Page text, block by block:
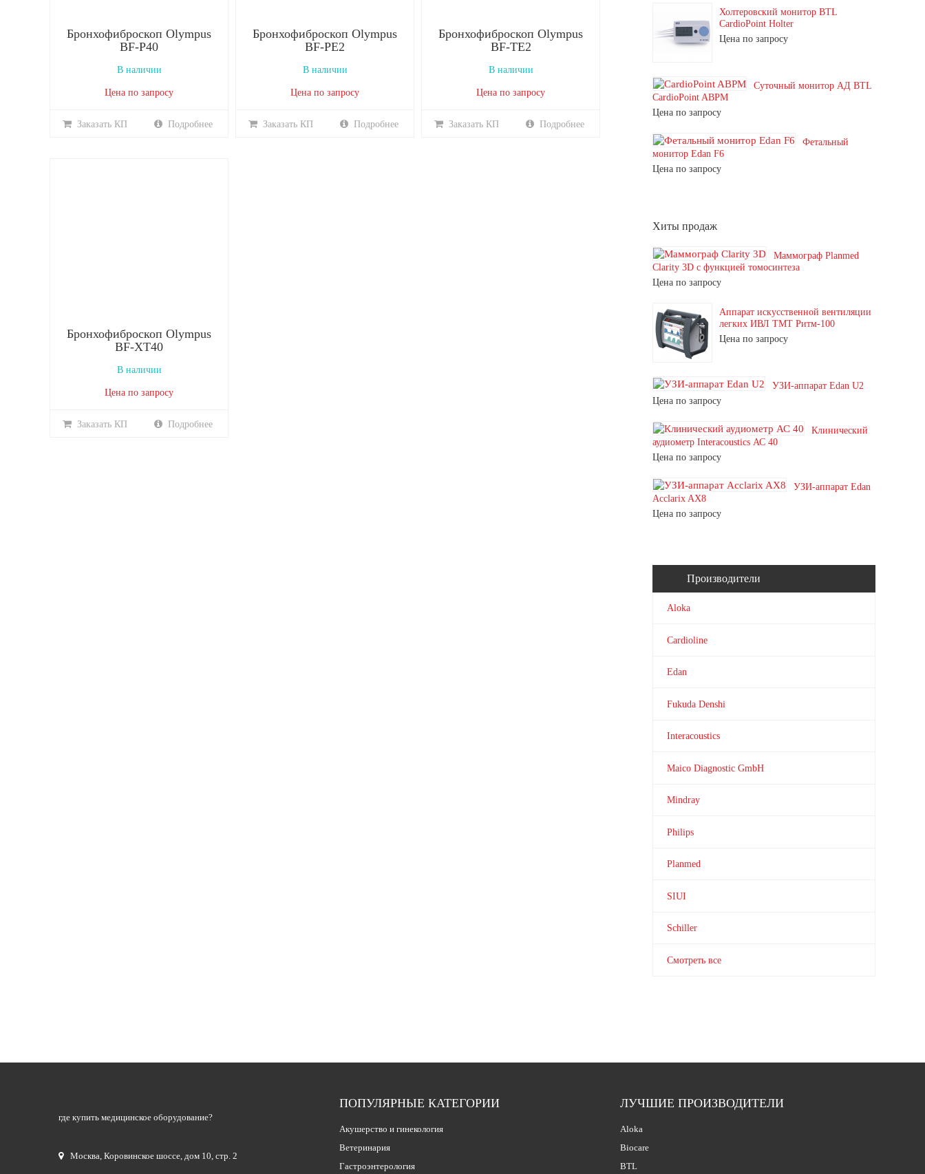
Бронхофиброскоп Olympus
BF-P40
В наличии
Цена по запросу
Заказать КП Подробнее
Бронхофиброскоп Olympus
BF-PE2
В наличии
Цена по запросу
Заказать КП Подробнее
Бронхофиброскоп Olympus
BF-TE2
В наличии
Цена по запросу
Заказать КП Подробнее
Бронхофиброскоп Olympus
BF-XT40
В наличии
Цена по запросу
Заказать КП Подробнее
Холтеровский монитор BTL
CardioPoint Holter
Цена по запросу
Суточный монитор АД BTL
CardioPoint ABPM
Цена по запросу
Фетальный
монитор Edan F6
Цена по запросу
Хиты продаж
Маммограф Planmed
Clarity 3D с функцией томосинтеза
Цена по запросу
Аппарат искусственной вентиляции
легких ИВЛ ТМТ Ритм-100
Цена по запросу
УЗИ-аппарат Edan U2
Цена по запросу
Клинический
аудиометр Interacoustics АС 40
Цена по запросу
УЗИ-аппарат Edan
Acclarix AX8
Цена по запросу
Производители
Aloka
Cardioline
Edan
Fukuda Denshi
Interacoustics
Maico Diagnostic GmbH
Mindray
Philips
Planmed
SIUI
Schiller
Смотреть все
где купить медицинское оборудование?
Москва Коровинское шоссе, дом 10, стр. 2
ПОПУЛЯРНЫЕ КАТЕГОРИИ
Акушерство и гинекология
Ветеринария
Гастроэнтерология
ЛУЧШИЕ ПРОИЗВОДИТЕЛИ
Aloka
Biocare
BTL